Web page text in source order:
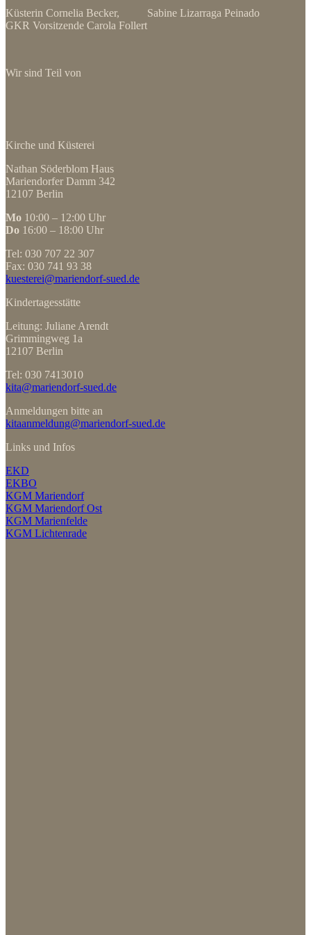
Küsterin Cornelia Becker, Sabine Lizarraga Peinado
GKR Vorsitzende Carola Follert
Wir sind Teil von
Kirche und Küsterei
Nathan Söderblom Haus
Mariendorfer Damm 342
12107 Berlin
Mo 10:00 – 12:00 Uhr
Do 16:00 – 18:00 Uhr
Tel: 030 707 22 307
Fax: 030 741 93 38
kuesterei@mariendorf-sued.de
Kindertagesstätte
Leitung: Juliane Arendt
Grimmingweg 1a
12107 Berlin
Tel: 030 7413010
kita@mariendorf-sued.de
Anmeldungen bitte an
kitaanmeldung@mariendorf-sued.de
Links und Infos
EKD
EKBO
KGM Mariendorf
KGM Mariendorf Ost
KGM Marienfelde
KGM Lichtenrade